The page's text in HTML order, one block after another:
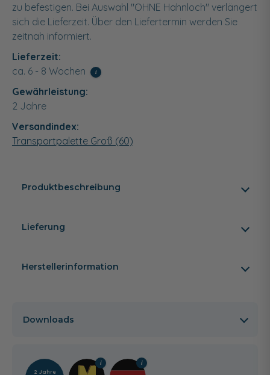
zu befestigen. Bei Auswahl "OHNE Hahnloch" verlängert
sich die Lieferzeit. Über den Liefertermin werden Sie
zeitnah informiert.
Lieferzeit:
ca. 6 - 8 Wochen
i
Gewährleistung:
2 Jahre
Versandindex:
Transportpalette Groß (60)
Produktbeschreibung
Lieferung
Herstellerinformation
Downloads
2 Jahre